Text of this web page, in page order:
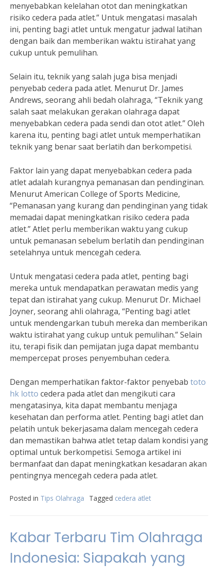
menyebabkan kelelahan otot dan meningkatkan
risiko cedera pada atlet.” Untuk mengatasi masalah
ini, penting bagi atlet untuk mengatur jadwal latihan
dengan baik dan memberikan waktu istirahat yang
cukup untuk pemulihan.
Selain itu, teknik yang salah juga bisa menjadi
penyebab cedera pada atlet. Menurut Dr. James
Andrews, seorang ahli bedah olahraga, “Teknik yang
salah saat melakukan gerakan olahraga dapat
menyebabkan cedera pada sendi dan otot atlet.” Oleh
karena itu, penting bagi atlet untuk memperhatikan
teknik yang benar saat berlatih dan berkompetisi.
Faktor lain yang dapat menyebabkan cedera pada
atlet adalah kurangnya pemanasan dan pendinginan.
Menurut American College of Sports Medicine,
“Pemanasan yang kurang dan pendinginan yang tidak
memadai dapat meningkatkan risiko cedera pada
atlet.” Atlet perlu memberikan waktu yang cukup
untuk pemanasan sebelum berlatih dan pendinginan
setelahnya untuk mencegah cedera.
Untuk mengatasi cedera pada atlet, penting bagi
mereka untuk mendapatkan perawatan medis yang
tepat dan istirahat yang cukup. Menurut Dr. Michael
Joyner, seorang ahli olahraga, “Penting bagi atlet
untuk mendengarkan tubuh mereka dan memberikan
waktu istirahat yang cukup untuk pemulihan.” Selain
itu, terapi fisik dan pemijatan juga dapat membantu
mempercepat proses penyembuhan cedera.
Dengan memperhatikan faktor-faktor penyebab toto
hk lotto cedera pada atlet dan mengikuti cara
mengatasinya, kita dapat membantu menjaga
kesehatan dan performa atlet. Penting bagi atlet dan
pelatih untuk bekerjasama dalam mencegah cedera
dan memastikan bahwa atlet tetap dalam kondisi yang
optimal untuk berkompetisi. Semoga artikel ini
bermanfaat dan dapat meningkatkan kesadaran akan
pentingnya mencegah cedera pada atlet.
Posted in Tips Olahraga Tagged cedera atlet
Kabar Terbaru Tim Olahraga
Indonesia: Siapakah yang